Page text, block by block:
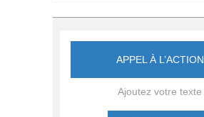
APPEL À L’ACTION
Ajoutez votre texte